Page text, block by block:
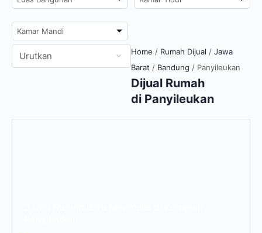
Kamar Mandi
Home / Rumah Dijual / Jawa
Barat / Bandung / Panyileukan
Dijual Rumah
di Panyileukan